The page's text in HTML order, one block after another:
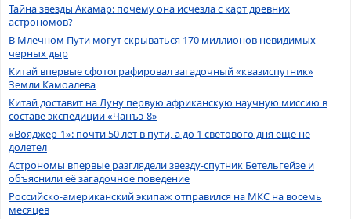
Тайна звезды Акамар: почему она исчезла с карт древних
астрономов?
В Млечном Пути могут скрываться 170 миллионов невидимых
черных дыр
Китай впервые сфотографировал загадочный «квазиспутник»
Земли Камоалева
Китай доставит на Луну первую африканскую научную миссию в
составе экспедиции «Чанъэ-8»
«Вояджер-1»: почти 50 лет в пути, а до 1 светового дня ещё не
долетел
Астрономы впервые разглядели звезду-спутник Бетельгейзе и
объяснили её загадочное поведение
Российско-американский экипаж отправился на МКС на восемь
месяцев